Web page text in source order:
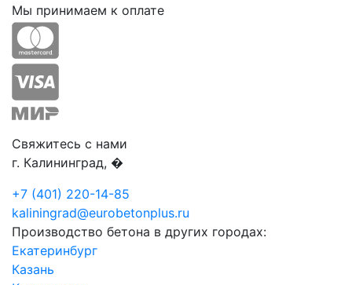
Мы принимаем к оплате
Свяжитесь с нами
г. Калининград, �
+7 (401) 220-14-85
kaliningrad@eurobetonplus.ru
Производство бетона в других городах:
Екатеринбург
Казань